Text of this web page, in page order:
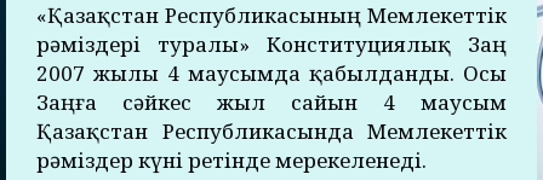
«Қазақстан Республикасының Мемлекеттік
рәміздері туралы» Конституциялық Заң
2007 жылы 4 маусымда қабылданды. Осы
Заңға сәйкес жыл сайын 4 маусым
Қазақстан Республикасында Мемлекеттік
рәміздер күні ретінде мерекеленеді.